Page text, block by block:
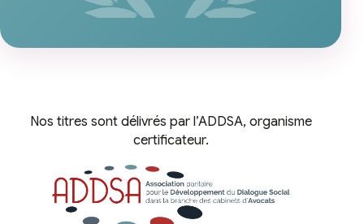
Nos titres sont délivrés par l’ADDSA, organisme
certificateur.